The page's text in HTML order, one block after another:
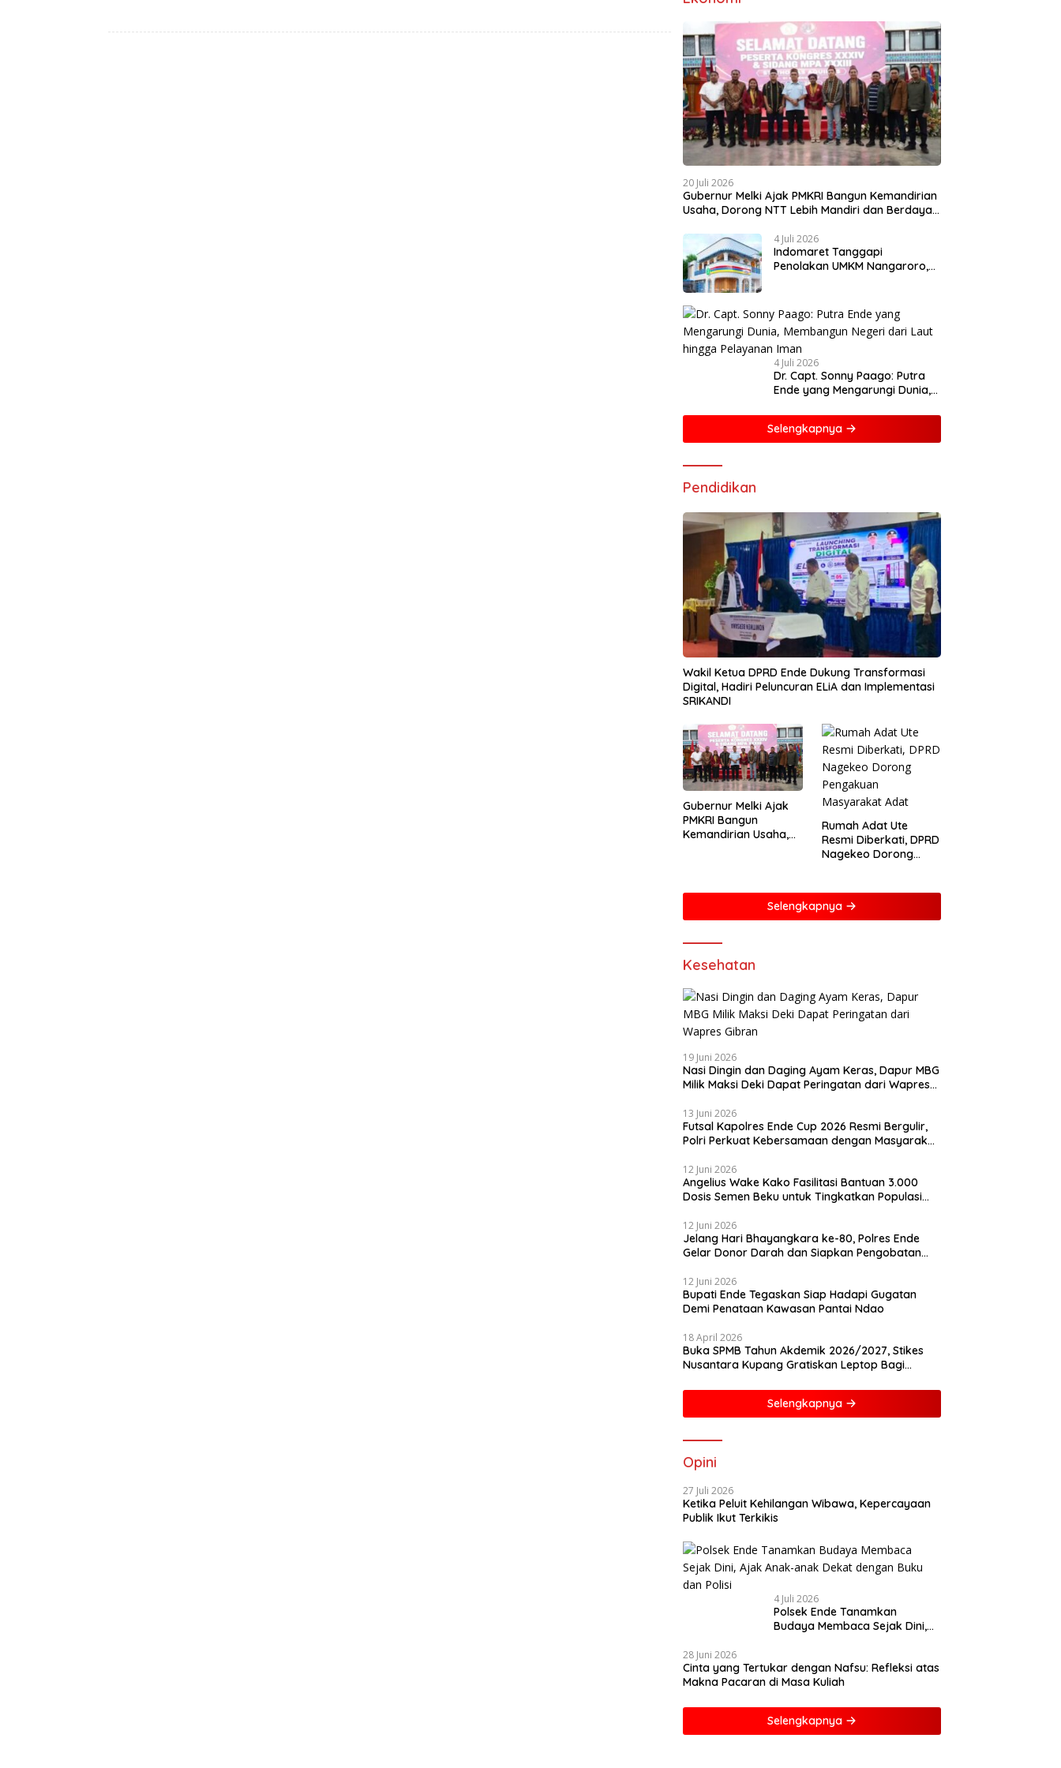
20 Juli 2026
Gubernur Melki Ajak PMKRI Bangun Kemandirian
Usaha, Dorong NTT Lebih Mandiri dan Berdaya
4 Juli 2026
Indomaret Tanggapi
Penolakan UMKM Nangaroro,
4 Juli 2026
Dr. Capt. Sonny Paago: Putra
Ende yang Mengarungi Dunia,
hingga Pelayanan Iman
Selengkapnya
Pendidikan
Wakil Ketua DPRD Ende Dukung Transformasi
Digital, Hadiri Peluncuran ELiA dan Implementasi
SRIKANDI
Gubernur Melki Ajak
PMKRI Bangun
Kemandirian Usaha,
Rumah Adat Ute
Resmi Diberkati, DPRD
Nagekeo Dorong
Selengkapnya
Kesehatan
19 Juni 2026
Nasi Dingin dan Daging Ayam Keras, Dapur MBG
Milik Maksi Deki Dapat Peringatan dari Wapres
13 Juni 2026
Futsal Kapolres Ende Cup 2026 Resmi Bergulir,
Polri Perkuat Kebersamaan dengan Masyarakat
12 Juni 2026
Angelius Wake Kako Fasilitasi Bantuan 3.000
Dosis Semen Beku untuk Tingkatkan Populasi
12 Juni 2026
Jelang Hari Bhayangkara ke-80, Polres Ende
Gelar Donor Darah dan Siapkan Pengobatan
12 Juni 2026
Bupati Ende Tegaskan Siap Hadapi Gugatan
Demi Penataan Kawasan Pantai Ndao
18 April 2026
Buka SPMB Tahun Akdemik 2026/2027, Stikes
Nusantara Kupang Gratiskan Leptop Bagi
Selengkapnya
Opini
27 Juli 2026
Ketika Peluit Kehilangan Wibawa, Kepercayaan
Publik Ikut Terkikis
4 Juli 2026
Polsek Ende Tanamkan
Budaya Membaca Sejak Dini,
28 Juni 2026
Cinta yang Tertukar dengan Nafsu: Refleksi atas
Makna Pacaran di Masa Kuliah
Selengkapnya